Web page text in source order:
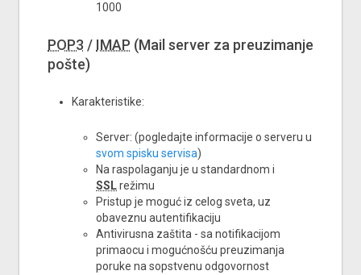
1000
POP3 / IMAP (Mail server za preuzimanje
pošte)
Karakteristike:
Server: (pogledajte informacije o serveru u
svom spisku servisa)
Na raspolaganju je u standardnom i
SSLrežimu
Pristup je moguć iz celog sveta, uz
obaveznu autentifikaciju
Antivirusna zaštita - sa notifikacijom
primaocu i mogućnošću preuzimanja
poruke na sopstvenu odgovornost